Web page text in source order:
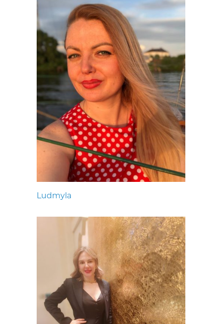
Ludmyla